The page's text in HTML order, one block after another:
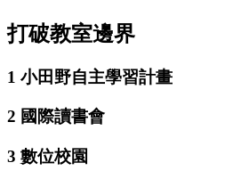
打破教室邊界
1 小田野自主學習計畫
2 國際讀書會
3 數位校園